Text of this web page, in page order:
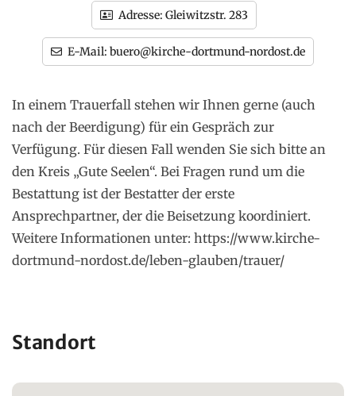
Adresse: Gleiwitzstr. 283
E-Mail: buero@kirche-dortmund-nordost.de
In einem Trauerfall stehen wir Ihnen gerne (auch
nach der Beerdigung) für ein Gespräch zur
Verfügung. Für diesen Fall wenden Sie sich bitte an
den Kreis „Gute Seelen“. Bei Fragen rund um die
Bestattung ist der Bestatter der erste
Ansprechpartner, der die Beisetzung koordiniert.
Weitere Informationen unter: https://www.kirche-
dortmund-nordost.de/leben-glauben/trauer/
Standort